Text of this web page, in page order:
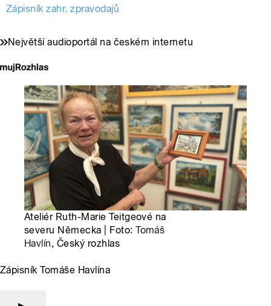
Zápisník zahr. zpravodajů
Největší audioportál na českém internetu
Ateliér Ruth-Marie Teitgeové na
severu Německa | Foto:Tomáš
Havlín, Český rozhlas
Zápisník Tomáše Havlína